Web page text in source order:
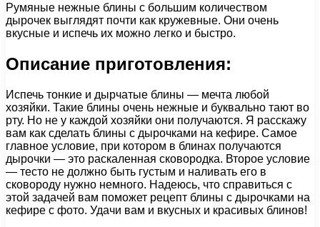
Румяные нежные блины с большим количеством
дырочек выглядят почти как кружевные. Они очень
вкусные и испечь их можно легко и быстро.
Описание приготовления:
Испечь тонкие и дырчатые блины — мечта любой
хозяйки. Такие блины очень нежные и буквально тают во
рту. Но не у каждой хозяйки они получаются. Я расскажу
вам как сделать блины с дырочками на кефире. Самое
главное условие, при котором в блинах получаются
дырочки — это раскаленная сковородка. Второе условие
— тесто не должно быть густым и наливать его в
сковороду нужно немного. Надеюсь, что справиться с
этой задачей вам поможет рецепт блины с дырочками на
кефире с фото. Удачи вам и вкусных и красивых блинов!